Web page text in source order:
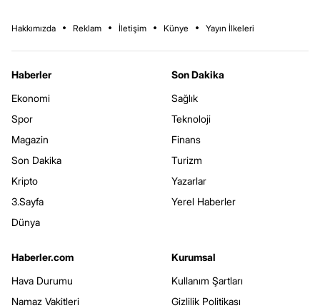
Hakkımızda Reklam İletişim Künye Yayın İlkeleri
Haberler
Ekonomi
Spor
Magazin
Son Dakika
Kripto
3.Sayfa
Dünya
Son Dakika
Sağlık
Teknoloji
Finans
Turizm
Yazarlar
Yerel Haberler
Haberler.com
Hava Durumu
Namaz Vakitleri
Kurumsal
Kullanım Şartları
Gizlilik Politikası